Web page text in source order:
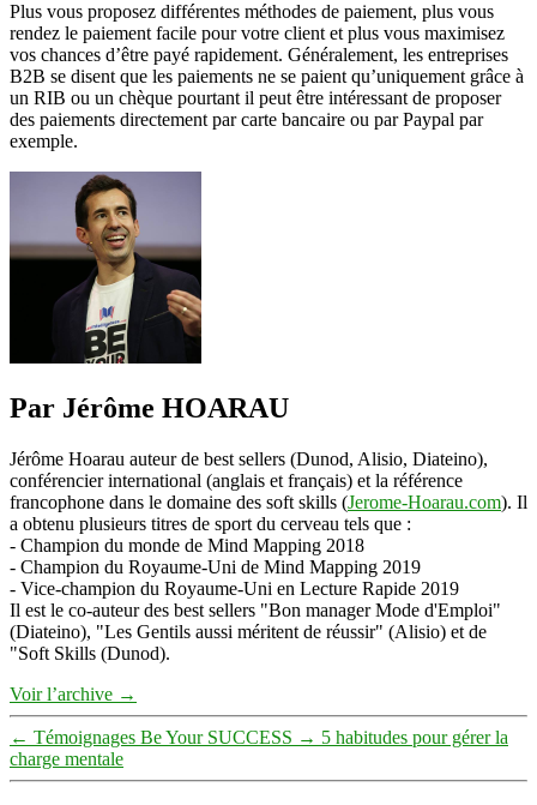
Plus vous proposez différentes méthodes de paiement, plus vous
rendez le paiement facile pour votre client et plus vous maximisez
vos chances d’être payé rapidement. Généralement, les entreprises
B2B se disent que les paiements ne se paient qu’uniquement grâce à
un RIB ou un chèque pourtant il peut être intéressant de proposer
des paiements directement par carte bancaire ou par Paypal par
exemple.
Par Jérôme HOARAU
Jérôme Hoarau auteur de best sellers (Dunod, Alisio, Diateino),
conférencier international (anglais et français) et la référence
francophone dans le domaine des soft skills (Jerome-Hoarau.com). Il
a obtenu plusieurs titres de sport du cerveau tels que :
- Champion du monde de Mind Mapping 2018
- Champion du Royaume-Uni de Mind Mapping 2019
- Vice-champion du Royaume-Uni en Lecture Rapide 2019
Il est le co-auteur des best sellers "Bon manager Mode d'Emploi"
(Diateino), "Les Gentils aussi méritent de réussir" (Alisio) et de
"Soft Skills (Dunod).
Voir l’archive →
← Témoignages Be Your SUCCESS → 5 habitudes pour gérer la
charge mentale